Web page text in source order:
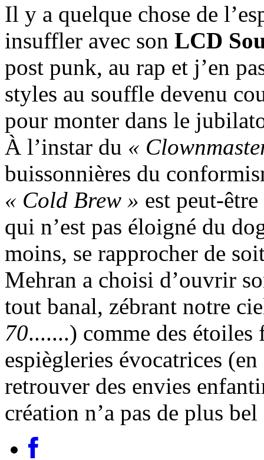
Il y a quelque chose de
insuffler avec son LCD
post punk, au rap et j’en
styles au souffle devenu
pour monter dans le
À l’instar du «
buissonnières du
« Cold Brew » est peut-
qui n’est pas éloigné du
moins, se rapprocher de
Mehran a choisi d’ouvrir
tout banal, zébrant notre
70.......) comme des étoiles
espiègleries évocatrices
retrouver des envies
création n’a pas de plus